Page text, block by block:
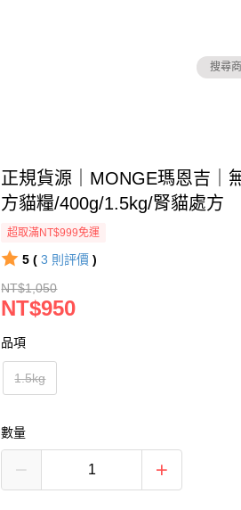
正規貨源｜MONGE瑪恩吉｜
方貓糧/400g/1.5kg/腎貓處方
超取滿NT$999免運
5 ( 3 則評價 )
NT$1,050
NT$950
品項
1.5kg
數量